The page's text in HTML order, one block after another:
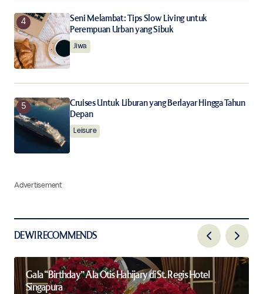
Seni Melambat: Tips Slow Living untuk
Perempuan Urban yang Sibuk
Jiwa
Cruises Untuk Liburan yang Berlayar Hingga Tahun
Depan
Leisure
Advertisement
DEWI RECOMMENDS
Gala “Birthday” Ala Otis Hahijary di St. Regis Hotel
Singapura